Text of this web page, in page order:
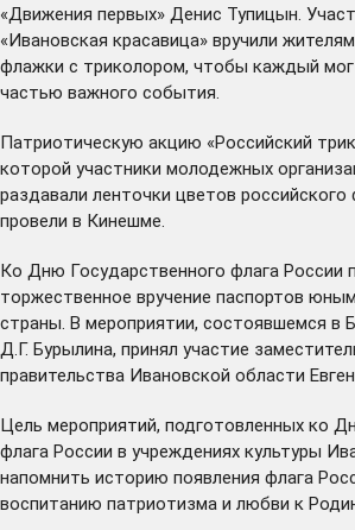
«Движения первых» Денис Тупицын.
«Ивановская красавица» вручили
флажки с триколором, чтобы каждый мог
частью важного события.
Патриотическую акцию «Российский
которой участники молодежных
раздавали ленточки цветов российского
провели в Кинешме.
Ко Дню Государственного флага России
торжественное вручение паспортов
страны. В мероприятии, состоявшемся в
Д.Г. Бурылина, принял участие
правительства Ивановской области
Цель мероприятий, подготовленных ко
флага России в учреждениях культуры
напомнить историю появления флага
воспитанию патриотизма и любви к